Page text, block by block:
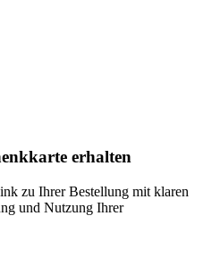
erhalten
zu Ihrer Bestellung mit klaren
und Nutzung Ihrer